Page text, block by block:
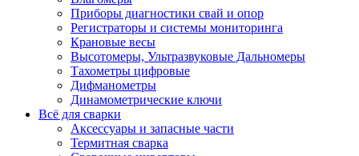
Приборы диагностики свай и опор
Регистраторы и системы мониторинга
Крановые весы
Высотомеры, Ультразвуковые Дальномеры
Тахометры цифровые
Дифманометры
Динамометрические ключи
Всё для сварки
Аксессуары и запасные части
Термитная сварка